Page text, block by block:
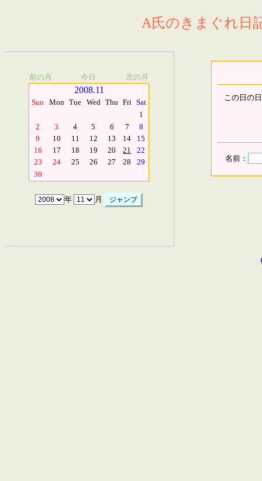
A氏のきまぐれ日
前の月 今日 次の月
2008.11
Sun Mon Tue Wed Thu Fri Sat
1
2
3 4 5 6 7
8
9
10 11 12 13 14
15
16
17 18 19 20 21
22
23
24 25 26 27 28
29
30
年 月
この日の
名前：